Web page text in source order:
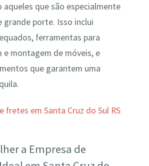
aqueles que são especialmente
grande porte. Isso inclui
ferramentas para
e montagem de móveis, e
que garantem uma
a Empresa de